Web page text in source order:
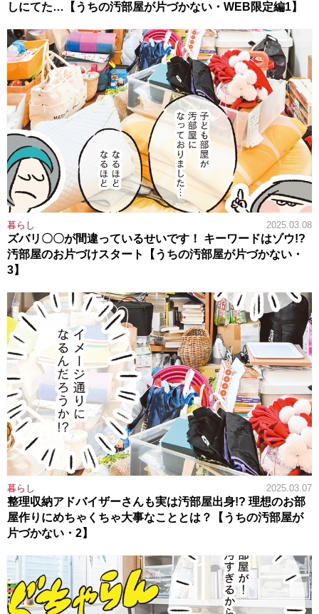
しにてた…【うちの汚部屋が片づかない・WEB限定編1】
暮らし 2025.03.08
ズバリ〇〇が間違っているせいです！ キーワードはゾウ!?
汚部屋のお片づけスタート【うちの汚部屋が片づかない・
3】
暮らし 2025.03.07
整理収納アドバイザーさんも実は汚部屋出身!? 理想のお部
屋作りにめちゃくちゃ大事なこととは？【うちの汚部屋が
片づかない・2】